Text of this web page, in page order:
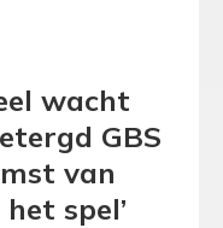
wacht
GBS
van
spel’